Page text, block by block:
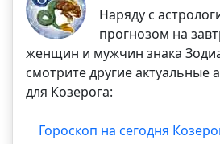
Наряду с
прогнозом на
женщин и мужчин знака
смотрите другие актуальные
для Козерога:
Гороскоп на сегодня